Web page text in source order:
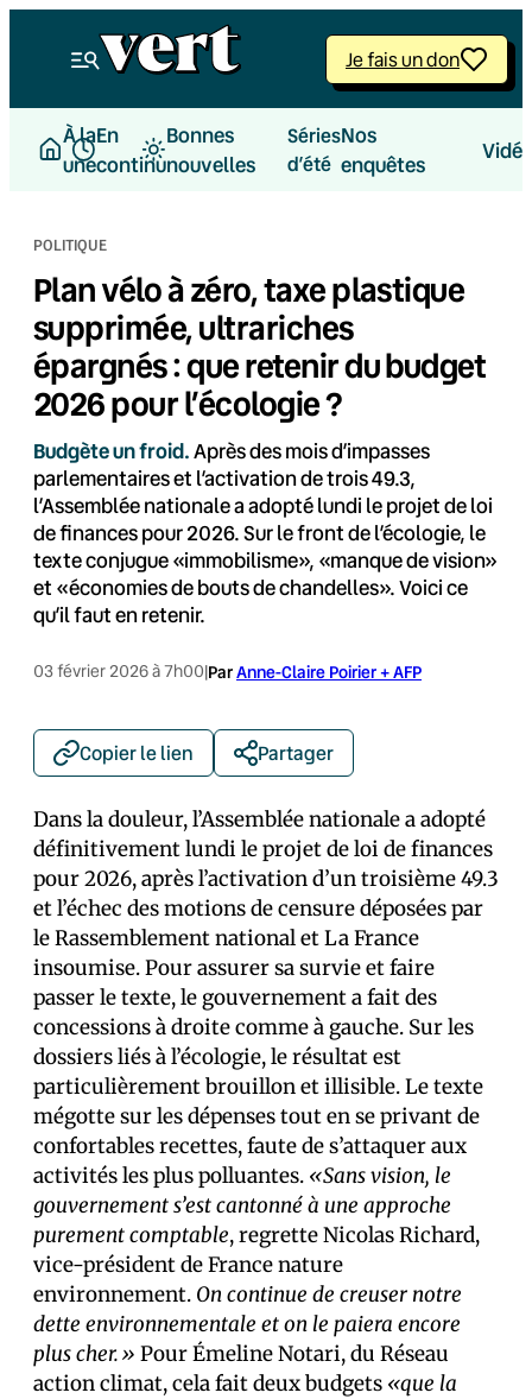
Je fais un don
À la
une
En
continu
Bonnes
nouvelles
Séries
d’été
Nos
enquêtes
POLITIQUE
Plan vélo à zéro, taxe plastique
supprimée, ultrariches
épargnés : que retenir du budget
2026 pour l’écologie ?
Budgète un froid.Après des mois d’impasses
parlementaires et l’activation de trois 49.3,
l’Assemblée nationale a adopté lundi le projet de loi
de finances pour 2026. Sur le front de l’écologie, le
texte conjugue «immobilisme», «manque de vision»
et «économies de bouts de chandelles». Voici ce
qu’il faut en retenir.
03 février 2026 à 7h00|ParAnne-Claire Poirier + AFP
Copier le lien Partager
Dans la douleur, l’Assemblée nationale a adopté
définitivement lundi le projet de loi de finances
pour 2026, après l’activation d’un troisième 49.3
et l’échec des motions de censure déposées par
le Rassemblement national et La France
insoumise. Pour assurer sa survie et faire
passer le texte, le gouvernement a fait des
concessions à droite comme à gauche. Sur les
dossiers liés à l’écologie, le résultat est
particulièrement brouillon et illisible. Le texte
mégotte sur les dépenses tout en se privant de
confortables recettes, faute de s’attaquer aux
activités les plus polluantes. «Sans vision, le
gouvernement s’est cantonné à une approche
purement comptable, regrette Nicolas Richard,
vice-président de France nature
environnement. On continue de creuser notre
dette environnementale et on le paiera encore
plus cher.» Pour Émeline Notari, du Réseau
action climat, cela fait deux budgets «que la